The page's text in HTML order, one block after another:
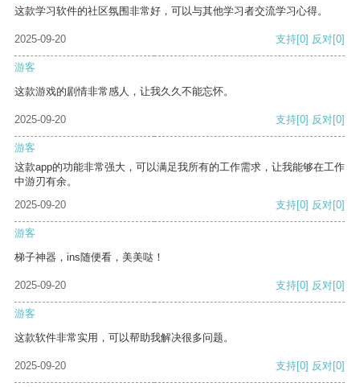
这款学习软件的社区氛围非常好，可以与其他学习者交流学习心得。
2025-09-20 支持[0] 反对[0]
游客
这款游戏的剧情非常感人，让我久久不能忘怀。
2025-09-20 支持[0] 反对[0]
游客
这款app的功能非常强大，可以满足我所有的工作需求，让我能够在工作
中游刃有余。
2025-09-20
支持[0] 反对[0]
游客
梯子神器，ins随便看，美美哒！
2025-09-20 支持[0] 反对[0]
游客
这款软件非常实用，可以帮助我解决很多问题。
2025-09-20 支持[0] 反对[0]